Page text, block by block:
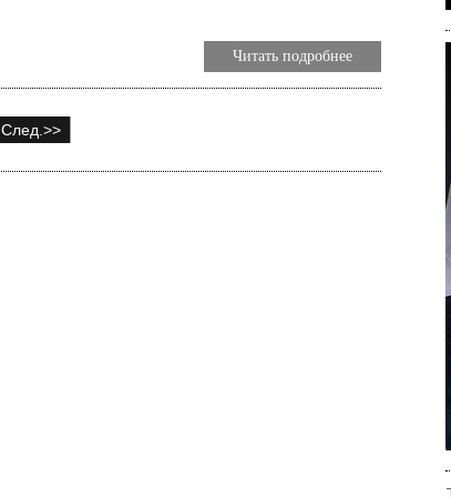
Читать подробнее
След.>>